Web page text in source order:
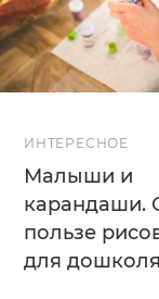
ИНТЕРЕСНОЕ
Малыши и
карандаши.
пользе
для